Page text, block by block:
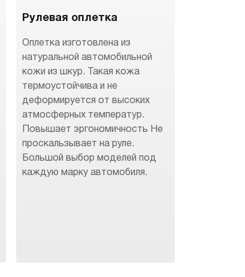
Рулевая оплетка
Оплетка изготовлена из
натуральной автомобильной
кожи из шкур. Такая кожа
термоустойчива и не
деформируется от высоких
атмосферных температур.
Повышает эргономичность Не
проскальзывает на руле.
Большой выбор моделей под
каждую марку автомобиля.